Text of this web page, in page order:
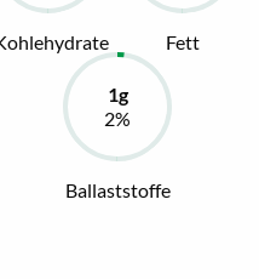
Fett
Ballaststoffe